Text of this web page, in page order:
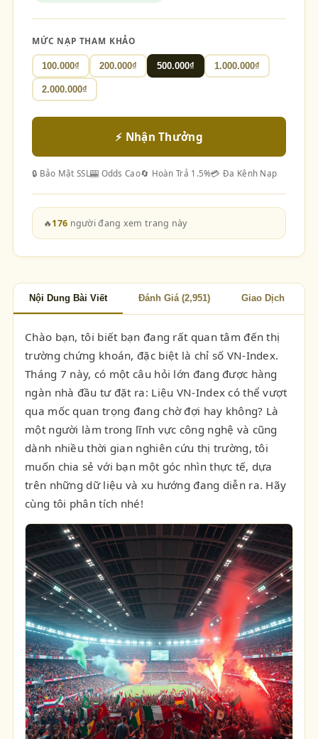
MỨC NẠP THAM KHẢO
100.000₫ 200.000₫ 500.000₫ 1.000.000₫
2.000.000₫
⚡ Nhận Thưởng
🔒 Bảo Mật SSL🎰 Odds Cao🔄 Hoàn Trả 1.5%💳 Đa Kênh Nạp
🔥176 người đang xem trang này
Nội Dung Bài Viết Đánh Giá (2,951) Giao Dịch
Chào bạn, tôi biết bạn đang rất quan tâm đến thị
trường chứng khoán, đặc biệt là chỉ số VN-Index.
Tháng 7 này, có một câu hỏi lớn đang được hàng
ngàn nhà đầu tư đặt ra: Liệu VN-Index có thể vượt
qua mốc quan trọng đang chờ đợi hay không? Là
một người làm trong lĩnh vực công nghệ và cũng
dành nhiều thời gian nghiên cứu thị trường, tôi
muốn chia sẻ với bạn một góc nhìn thực tế, dựa
trên những dữ liệu và xu hướng đang diễn ra. Hãy
cùng tôi phân tích nhé!